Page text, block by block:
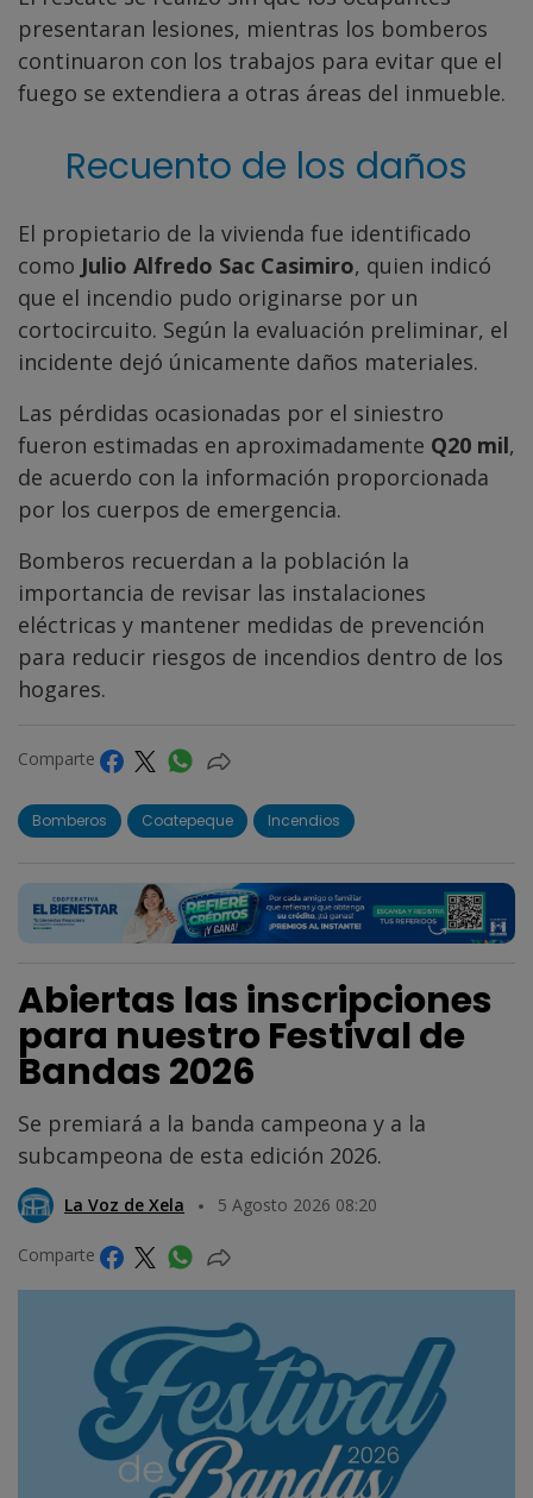
presentaran lesiones, mientras los bomberos
continuaron con los trabajos para evitar que el
fuego se extendiera a otras áreas del inmueble.
Recuento de los daños
El propietario de la vivienda fue identificado
como Julio Alfredo Sac Casimiro, quien indicó
que el incendio pudo originarse por un
cortocircuito. Según la evaluación preliminar, el
incidente dejó únicamente daños materiales.
Las pérdidas ocasionadas por el siniestro
fueron estimadas en aproximadamente Q20 mil,
de acuerdo con la información proporcionada
por los cuerpos de emergencia.
Bomberos recuerdan a la población la
importancia de revisar las instalaciones
eléctricas y mantener medidas de prevención
para reducir riesgos de incendios dentro de los
hogares.
Comparte
Bomberos Coatepeque Incendios
Abiertas las inscripciones
para nuestro Festival de
Bandas 2026
Se premiará a la banda campeona y a la
subcampeona de esta edición 2026.
La Voz de Xela 5 Agosto 2026 08:20
Comparte